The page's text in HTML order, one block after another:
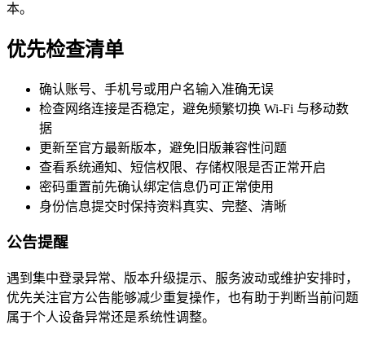
本。
优先检查清单
确认账号、手机号或用户名输入准确无误
检查网络连接是否稳定，避免频繁切换 Wi-Fi 与移动数
据
更新至官方最新版本，避免旧版兼容性问题
查看系统通知、短信权限、存储权限是否正常开启
密码重置前先确认绑定信息仍可正常使用
身份信息提交时保持资料真实、完整、清晰
公告提醒
遇到集中登录异常、版本升级提示、服务波动或维护安排时，
优先关注官方公告能够减少重复操作，也有助于判断当前问题
属于个人设备异常还是系统性调整。